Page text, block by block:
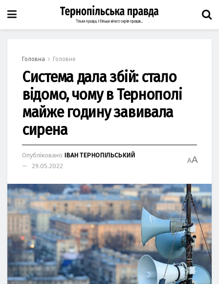
Головна Головне
Система дала збій: стало
відомо, чому в Тернополі
майже годину завивала
сирена
Опубліковано ІВАН ТЕРНОПІЛЬСЬКИЙ
29.05.2022
AA